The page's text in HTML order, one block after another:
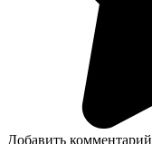
Добавить комментарий